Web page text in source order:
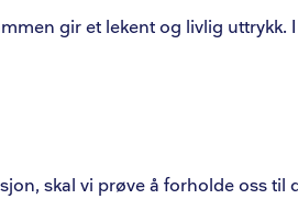
gir et lekent og livlig uttrykk.
skal vi prøve å forholde oss til